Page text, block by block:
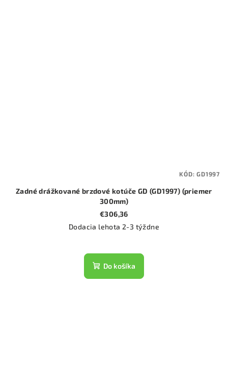
Zadné drážkované brzdové kotúče GD (GD1997) (priemer
300mm)
€306,36
Dodacia lehota 2-3 týždne
Do košíka
KÓD:GD1997